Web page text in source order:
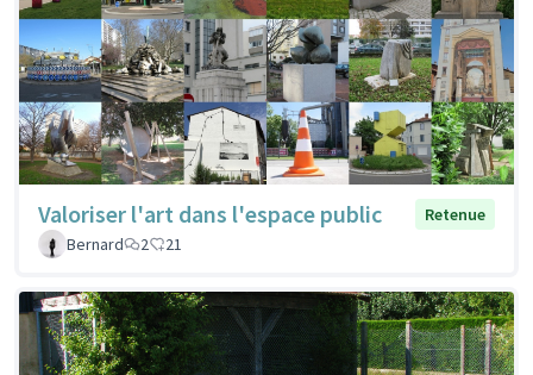
Valoriser l'art dans l'espace public
Retenue
Bernard
2 21